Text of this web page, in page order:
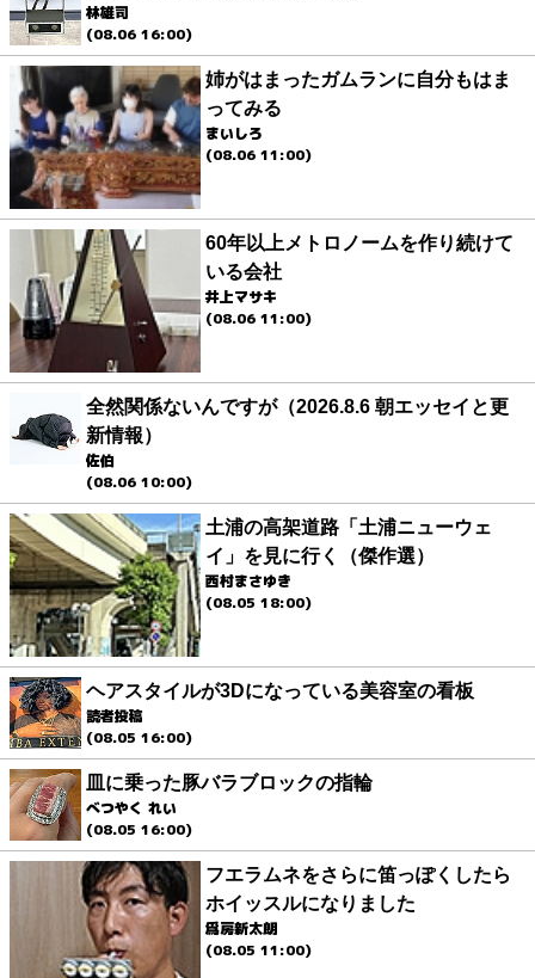
林雄司
(08.06 16:00)
姉がはまったガムランに自分もはま
ってみる
まいしろ
(08.06 11:00)
60年以上メトロノームを作り続けて
いる会社
井上マサキ
(08.06 11:00)
全然関係ないんですが（2026.8.6 朝エッセイと更
新情報）
佐伯
(08.06 10:00)
土浦の高架道路「土浦ニューウェ
イ」を見に行く（傑作選）
西村まさゆき
(08.05 18:00)
ヘアスタイルが3Dになっている美容室の看板
読者投稿
(08.05 16:00)
皿に乗った豚バラブロックの指輪
べつやく れい
(08.05 16:00)
フエラムネをさらに笛っぽくしたら
ホイッスルになりました
爲房新太朗
(08.05 11:00)